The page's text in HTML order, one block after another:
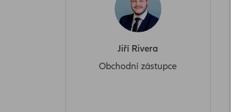
Jiří Rivera
Obchodní zástupce